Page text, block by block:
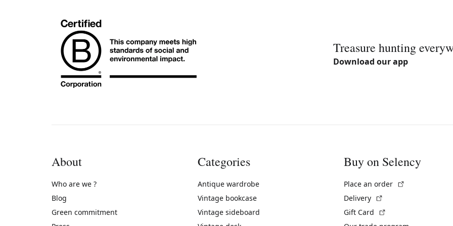
Treasure hunting
Download our app
About
Who are we ?
Blog
Green commitment
Categories
Antique wardrobe
Vintage bookcase
Vintage sideboard
Buy on Selency
Place an order
Delivery
Gift Card